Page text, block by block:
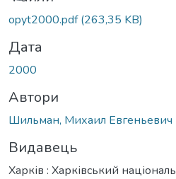
opyt2000.pdf(263,35 KB)
Дата
2000
Автори
Шильман, Михаил Евгеньевич
Видавець
Харків : Харківський